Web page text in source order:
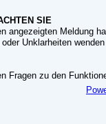
SIE
angezeigten Meldung
oder Unklarheiten
Fragen zu den